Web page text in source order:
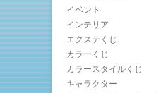
イベント
インテリア
エクステくじ
カラーくじ
カラースタイルくじ
キャラクター